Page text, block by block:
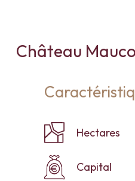
Château
Hectares
Capital